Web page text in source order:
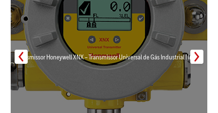
Transmissor Honeywell XNX – Transmissor Universal de Gás Industrial | Inmar